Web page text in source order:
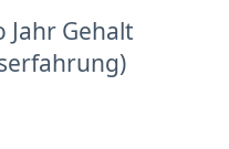
Jahr Gehalt